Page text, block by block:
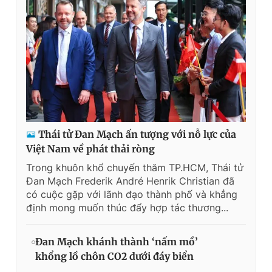
Thái tử Đan Mạch ấn tượng với nỗ lực của
Việt Nam về phát thải ròng
Trong khuôn khổ chuyến thăm TP.HCM, Thái tử
Đan Mạch Frederik André Henrik Christian đã
có cuộc gặp với lãnh đạo thành phố và khẳng
định mong muốn thúc đẩy hợp tác thương...
Đan Mạch khánh thành ‘nấm mồ’
khổng lồ chôn CO2 dưới đáy biển